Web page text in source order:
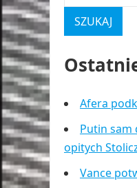
Afera
Putin sam
opitych
Vance